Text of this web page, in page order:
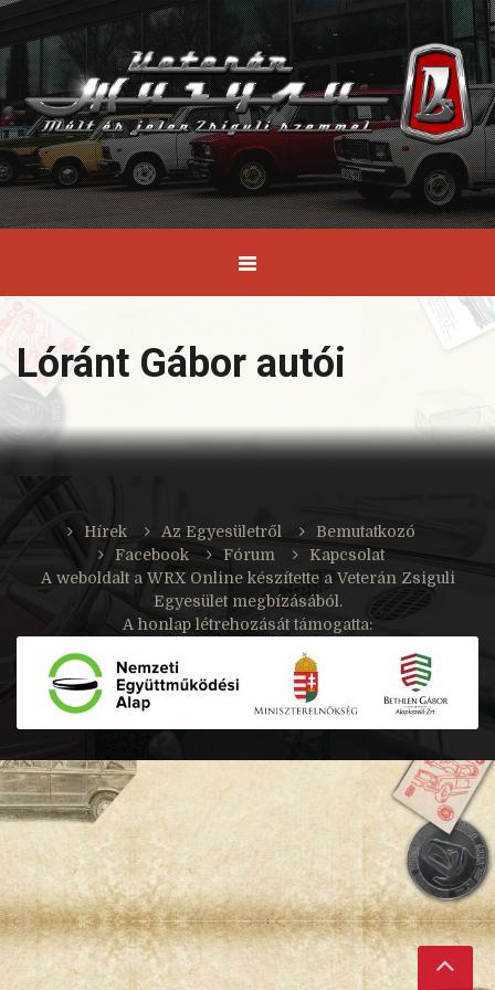
Lóránt Gábor autói
Hírek Az Egyesületről
Bemutatkozó
Facebook
Fórum
Kapcsolat
A weboldalt a WRX Onlinekészítette a Veterán Zsiguli
Egyesület megbízásából.
A honlap létrehozását támogatta: